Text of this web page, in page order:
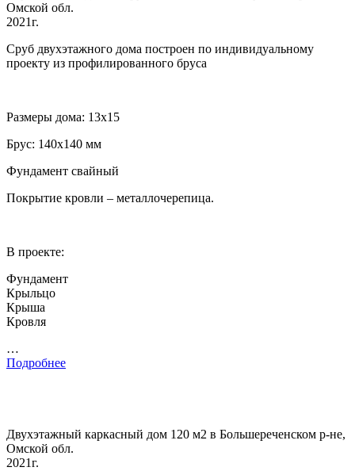
Омской обл.
2021г.
Сруб двухэтажного дома построен по индивидуальному
проекту из профилированного бруса
Размеры дома: 13х15
Брус: 140х140 мм
Фундамент свайный
Покрытие кровли – металлочерепица.
В проекте:
Фундамент
Крыльцо
Крыша
Кровля
…
Подробнее
Двухэтажный каркасный дом 120 м2 в Большереченском р-не,
Омской обл.
2021г.